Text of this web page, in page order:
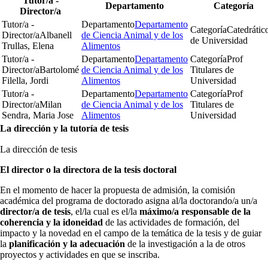
Director/a
Departamento
Categoría
Tutor/a -
Director/aAlbanell
Trullas, Elena
DepartamentoDepartamento
de Ciencia Animal y de los
Alimentos
Categoría
de Universidad
Tutor/a -
Director/aBartolomé
Filella, Jordi
DepartamentoDepartamento
de Ciencia Animal y de los
Alimentos
CategoríaProf
Titulares de
Universidad
Tutor/a -
Director/aMilan
Sendra, Maria Jose
DepartamentoDepartamento
de Ciencia Animal y de los
Alimentos
CategoríaProf
Titulares de
Universidad
La dirección y la tutoría de tesis
La dirección de tesis
El director o la directora de la tesis doctoral
En el momento de hacer la propuesta de admisión, la comisión
académica del programa de doctorado asigna al/la doctorando/a un/a
director/a de tesis, el/la cual es el/la máximo/a responsable de la
coherencia y la idoneidad de las actividades de formación, del
impacto y la novedad en el campo de la temática de la tesis y de guiar
la planificación y la adecuación de la investigación a la de otros
proyectos y actividades en que se inscriba.